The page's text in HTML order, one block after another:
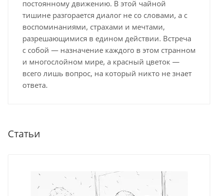
постоянному движению. В этой чайной
тишине разгорается диалог не со словами, а с
воспоминаниями, страхами и мечтами,
разрешающимися в едином действии. Встреча
с собой — назначение каждого в этом странном
и многослойном мире, а красный цветок —
всего лишь вопрос, на который никто не знает
ответа.
Статьи